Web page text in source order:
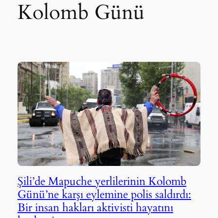
Kolomb Günü
Şili’de Mapuche yerlilerinin Kolomb
Günü’ne karşı eylemine polis saldırdı:
Bir insan hakları aktivisti hayatını